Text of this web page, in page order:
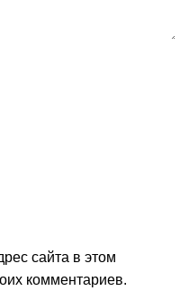
сайта в этом
комментариев.